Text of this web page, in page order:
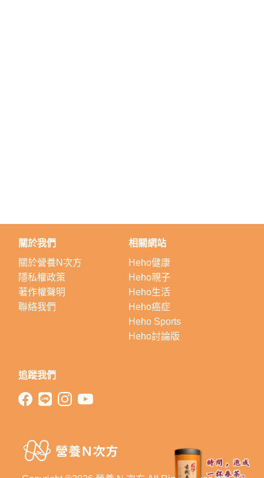
關於我們
關於營養N次方
隱私權政策
著作權聲明
聯絡我們
相關網站
Heho健康
Heho親子
Heho生活
Heho癌症
Heho Sports
Heho討論版
追蹤我們